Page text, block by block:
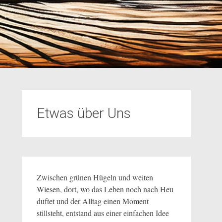
Etwas über Uns
Zwischen grünen Hügeln und weiten
Wiesen, dort, wo das Leben noch nach Heu
duftet und der Alltag einen Moment
stillsteht, entstand aus einer einfachen Idee